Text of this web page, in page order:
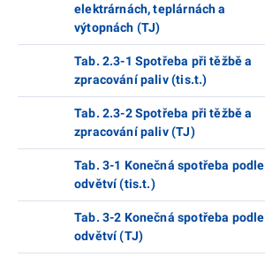
elektrárnách, teplárnách a
výtopnách (TJ)
Tab. 2.3-1 Spotřeba při těžbě a
zpracování paliv (tis.t.)
Tab. 2.3-2 Spotřeba při těžbě a
zpracování paliv (TJ)
Tab. 3-1 Konečná spotřeba podle
odvětví (tis.t.)
Tab. 3-2 Konečná spotřeba podle
odvětví (TJ)